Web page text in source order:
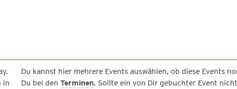
in
Du kannst hier mehrere Events auswählen, ob diese Events
Du bei den Terminen. Sollte ein von Dir gebuchter Event